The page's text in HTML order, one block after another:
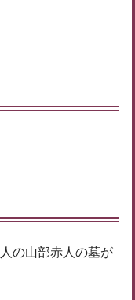
の山部赤人の墓が